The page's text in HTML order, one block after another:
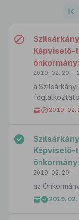
Képviselő-
2019. 02. 20. –
a
2019. 02.
Képviselő-
2019. 02. 20. –
az
2019. 02.